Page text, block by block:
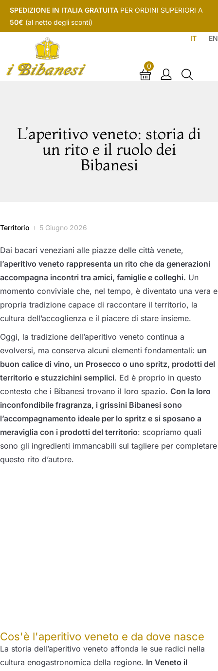
SPEDIZIONE IN ITALIA GRATUITA PER ORDINI SUPERIORI A
50€ (al netto degli sconti)
IT
EN
0
L’aperitivo veneto: storia di
un rito e il ruolo dei
Bibanesi
Territorio 5 Giugno 2026
Dai bacari veneziani alle piazze delle città venete,
l’aperitivo veneto rappresenta un rito che da generazioni
accompagna incontri tra amici, famiglie e colleghi. Un
momento conviviale che, nel tempo, è diventato una vera e
propria tradizione capace di raccontare il territorio, la
cultura dell’accoglienza e il piacere di stare insieme.
Oggi, la tradizione dell’aperitivo veneto continua a
evolversi, ma conserva alcuni elementi fondamentali: un
buon calice di vino, un Prosecco o uno spritz, prodotti del
territorio e stuzzichini semplici. Ed è proprio in questo
contesto che i Bibanesi trovano il loro spazio. Con la loro
inconfondibile fragranza, i grissini Bibanesi sono
l’accompagnamento ideale per lo spritz e si sposano a
meraviglia con i prodotti del territorio: scopriamo quali
sono gli ingredienti immancabili sul tagliere per completare
questo rito d’autore.
Cos'è l'aperitivo veneto e da dove nasce
La storia dell’aperitivo veneto affonda le sue radici nella
cultura enogastronomica della regione. In Veneto il